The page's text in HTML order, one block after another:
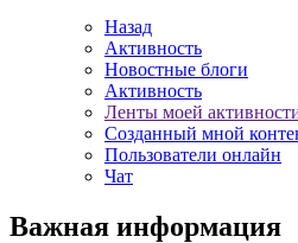
Назад
Активность
Новостные блоги
Активность
Ленты моей
Созданный мной
Пользователи онлайн
Чат
Важная информация